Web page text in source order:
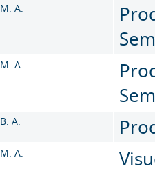
M. A.
M. A.
B. A.
M. A.